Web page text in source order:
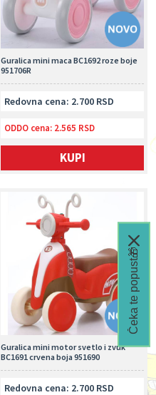
Guralica mini maca BC1692 roze boje
951706R
Redovna cena: 2.700 RSD
ODDO cena: 2.565 RSD
KUPI
Guralica mini motor svetlo i zvuk
BC1691 crvena boja 951690
Redovna cena: 2.700 RSD
Čeka te popust🎁